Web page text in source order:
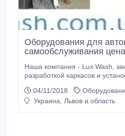
Оборудования для
самообслуживания цена
Наша компания - Lux Wash, занимается
разработкой каркасов и
спектра качественного
высокого давления, пантографов, автохимии и др.),
04/11/2018
Украина, Львов и область